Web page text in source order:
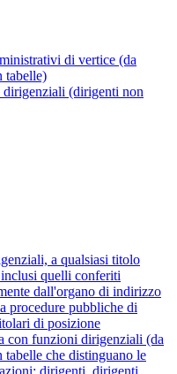
di vertice (da
tabelle)
(dirigenti non
a qualsiasi titolo
quelli conferiti
dall'organo di indirizzo
procedure pubbliche di
di posizione
con funzioni dirigenziali (da
tabelle che distinguano le